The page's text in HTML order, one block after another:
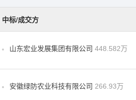
中标/成交方
山东宏业发展集团有限公司 448.582万
安徽绿防农业科技有限公司 266.93万